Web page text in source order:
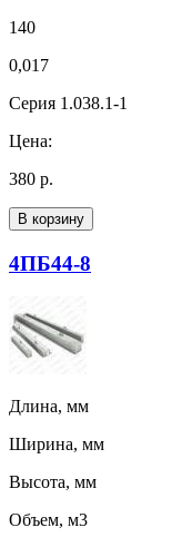
140
0,017
Серия 1.038.1-1
Цена:
380 р.
В корзину
4ПБ44-8
Длина, мм
Ширина, мм
Высота, мм
Объем, м3